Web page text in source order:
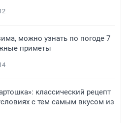
можно узнать по погоде 7
приметы
классический рецепт
с тем самым вкусом из